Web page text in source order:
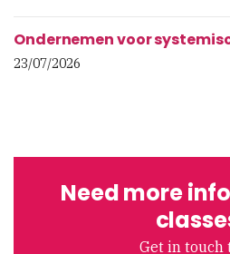
Ondernemen voor
23/07/2026
Need more
Get in touch